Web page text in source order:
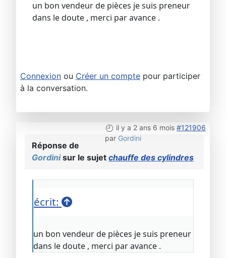
un bon vendeur de pièces je suis preneur
dans le doute , merci par avance .
Connexion ou Créer un compte pour participer
à la conversation.
il y a 2 ans 6 mois #121906
par Gordini
Réponse de
Gordinisur le sujet chauffe des cylindres
écrit:
un bon vendeur de pièces je suis preneur
dans le doute , merci par avance .